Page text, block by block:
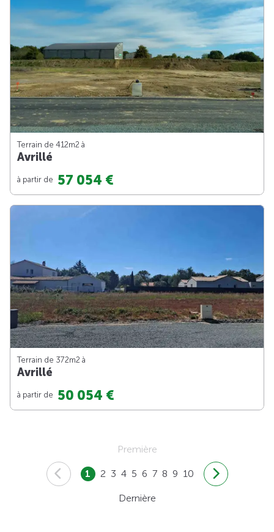
Terrain de 412m2 à
Avrillé
à partir de 57 054 €
Terrain de 372m2 à
Avrillé
à partir de 50 054 €
Première
1 2 3 4 5 6 7 8 9 10
Dernière